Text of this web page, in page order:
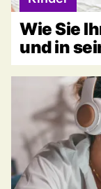
Wie Sie
und in